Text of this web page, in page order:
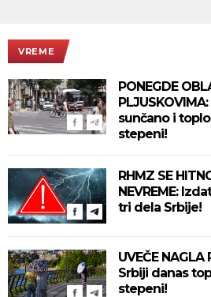
VREME
PONEGDE
sunčano i
stepeni!
RHMZ SE
NEVREME:
tri dela Srbije!
UVEČE NAGLA
Srbiji danas
stepeni!